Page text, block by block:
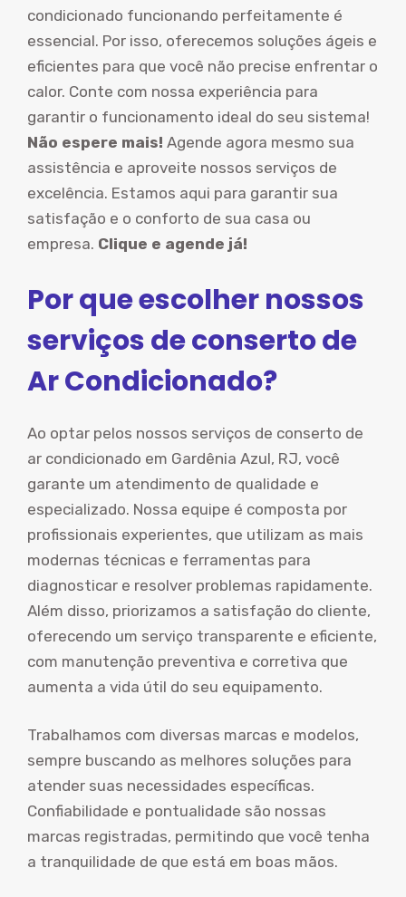
condicionado funcionando perfeitamente é
essencial. Por isso, oferecemos soluções ágeis e
eficientes para que você não precise enfrentar o
calor. Conte com nossa experiência para
garantir o funcionamento ideal do seu sistema!
Não espere mais! Agende agora mesmo sua
assistência e aproveite nossos serviços de
excelência. Estamos aqui para garantir sua
satisfação e o conforto de sua casa ou
empresa. Clique e agende já!
Por que escolher nossos
serviços de conserto de
Ar Condicionado?
Ao optar pelos nossos serviços de conserto de
ar condicionado em Gardênia Azul, RJ, você
garante um atendimento de qualidade e
especializado. Nossa equipe é composta por
profissionais experientes, que utilizam as mais
modernas técnicas e ferramentas para
diagnosticar e resolver problemas rapidamente.
Além disso, priorizamos a satisfação do cliente,
oferecendo um serviço transparente e eficiente,
com manutenção preventiva e corretiva que
aumenta a vida útil do seu equipamento.
Trabalhamos com diversas marcas e modelos,
sempre buscando as melhores soluções para
atender suas necessidades específicas.
Confiabilidade e pontualidade são nossas
marcas registradas, permitindo que você tenha
a tranquilidade de que está em boas mãos.